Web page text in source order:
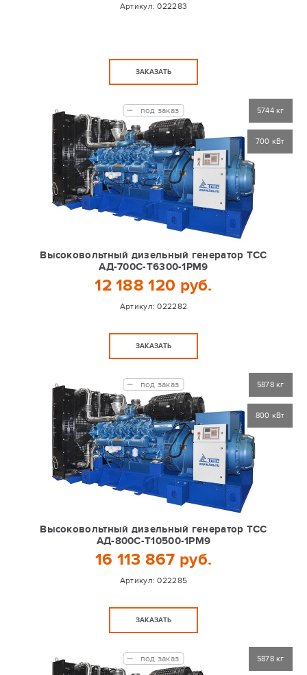
Артикул:022283
ЗАКАЗАТЬ
Высоковольтный дизельный генератор ТСС
АД-700С-Т6300-1РМ9
12 188 120 руб.
Артикул:022282
под заказ
ЗАКАЗАТЬ
5744 кг
700 кВт
Высоковольтный дизельный генератор ТСС
АД-800С-Т10500-1РМ9
16 113 867 руб.
Артикул:022285
под заказ
ЗАКАЗАТЬ
5878 кг
800 кВт
под заказ 5878 кг